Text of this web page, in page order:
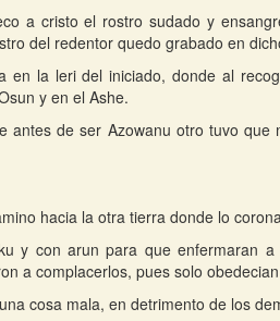
a cristo el rostro sudado y
del redentor quedo grabado en
en la leri del iniciado, donde al
y en el Ashe.
antes de ser Azowanu otro tuvo que
hacia la otra tierra donde lo
y con arun para que enfermaran
a complacerlos, pues solo
cosa mala, en detrimento de los